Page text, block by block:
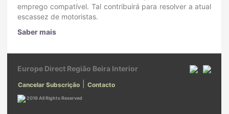
emprego compatível. Tal contribuirá para resolver a atual
escassez de motoristas.
Saber mais
Europe Direct Região Beira Interior
Cancelar Subscrição Contacto
2019 All Rights Reserved